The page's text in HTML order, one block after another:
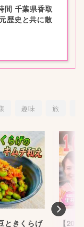
間 千葉県香取
歴史と共に散
趣味 旅
ときくらげ
【